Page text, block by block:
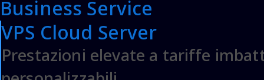
Business Service
VPS Cloud Server
Prestazioni elevate a tariffe
WIKI & INFO
Wiki & Guide
Webmail